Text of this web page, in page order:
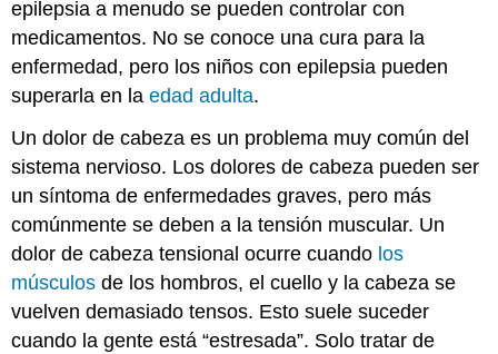
epilepsia a menudo se pueden controlar con
medicamentos. No se conoce una cura para la
enfermedad, pero los niños con epilepsia pueden
superarla en laedad adulta.
Un dolor de cabeza es un problema muy común del
sistema nervioso. Los dolores de cabeza pueden ser
un síntoma de enfermedades graves, pero más
comúnmente se deben a la tensión muscular. Un
dolor de cabeza tensional ocurre cuando los
músculos de los hombros, el cuello y la cabeza se
vuelven demasiado tensos. Esto suele suceder
cuando la gente está “estresada”. Solo tratar de